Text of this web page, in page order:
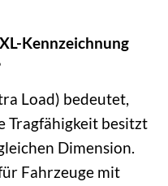
Kennzeichnung
Load) bedeutet,
Tragfähigkeit besitzt
Dimension.
Fahrzeuge mit